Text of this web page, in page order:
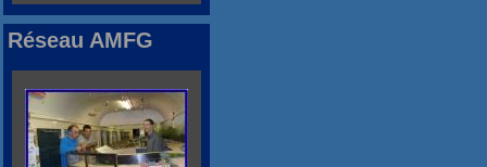
Réseau AMFG